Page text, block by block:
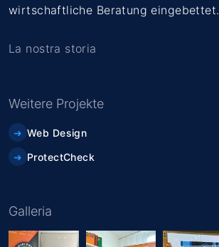
wirtschaftliche Beratung eingebettet.
La nostra storia
Weitere Projekte
Web Design
ProtectCheck
Galleria